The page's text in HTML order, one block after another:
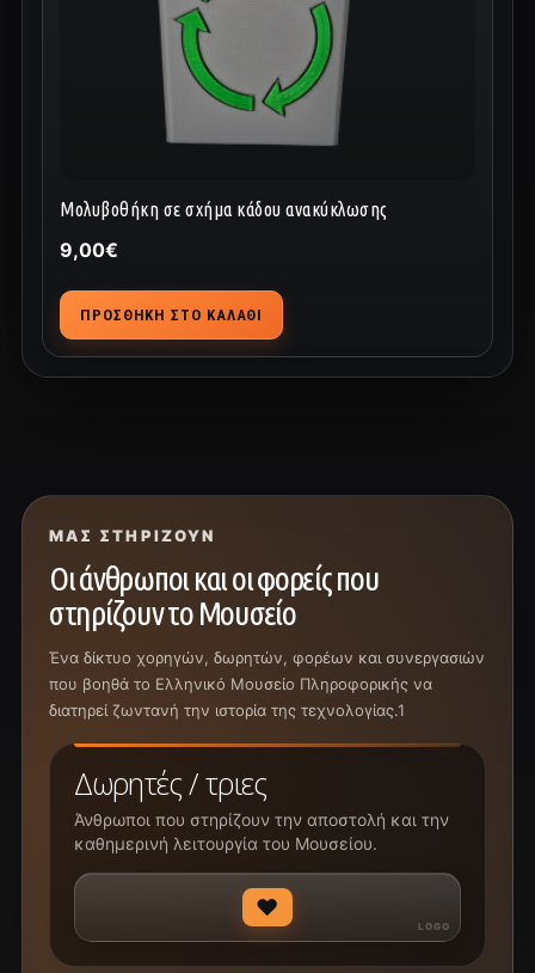
Μολυβοθήκη σε σχήμα κάδου ανακύκλωσης
9,00€
ΠΡΟΣΘΉΚΗ ΣΤΟ ΚΑΛΆΘΙ
ΜΑΣ ΣΤΗΡΊΖΟΥΝ
Οι άνθρωποι και οι φορείς που
στηρίζουν το Μουσείο
Ένα δίκτυο χορηγών, δωρητών, φορέων και συνεργασιών
που βοηθά το Ελληνικό Μουσείο Πληροφορικής να
διατηρεί ζωντανή την ιστορία της τεχνολογίας.1
Δωρητές / τριες
Άνθρωποι που στηρίζουν την αποστολή και την
καθημερινή λειτουργία του Μουσείου.
♥